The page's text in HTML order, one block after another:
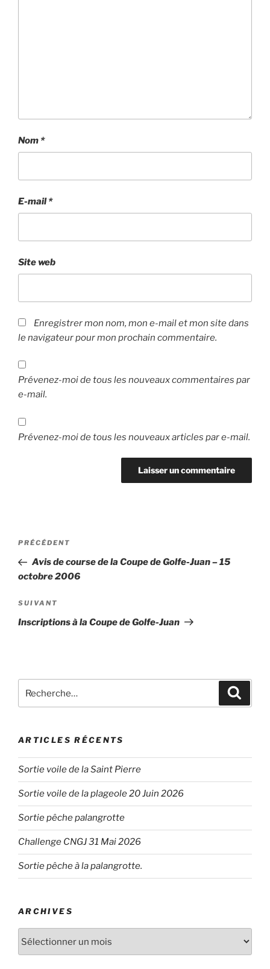
Nom *
E-mail*
Site web
Enregistrer mon nom, mon e-mail et mon site dans
le navigateur pour mon prochain commentaire.
Prévenez-moi de tous les nouveaux commentaires par
e-mail.
Prévenez-moi de tous les nouveaux articles par e-mail.
Navigation
l’article
Article
précédent
PRÉCÉDENT
Avis de course de la Coupe de Golfe-Juan – 15
octobre 2006
Article
suivant
SUIVANT
Inscriptions à la Coupe de Golfe-Juan
pour
ARTICLES RÉCENTS
Sortie voile de la Saint Pierre
Sortie voile de la plageole 20 Juin 2026
Sortie pêche palangrotte
Challenge CNGJ 31 Mai 2026
Sortie pêche à la palangrotte.
ARCHIVES